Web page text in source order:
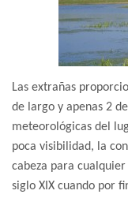
Las extrañas
de largo y apenas 2
meteorológicas del
poca visibilidad, la
cabeza para
siglo XIX cuando por